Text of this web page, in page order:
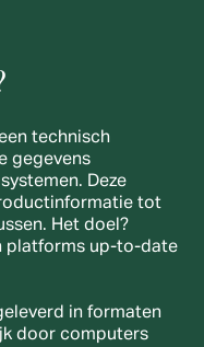
technisch
gegevens
Deze
tot
Het doel?
platforms up-to-date
in formaten
door computers